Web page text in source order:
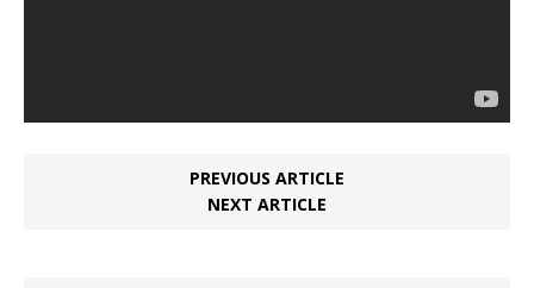
PREVIOUS ARTICLE
NEXT ARTICLE